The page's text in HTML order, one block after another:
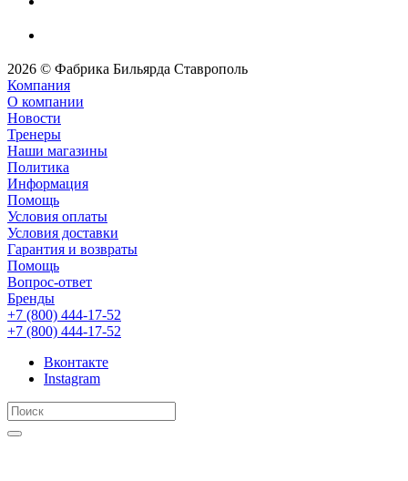
2026 © Фабрика Бильярда Ставрополь
Компания
О компании
Новости
Тренеры
Наши магазины
Политика
Информация
Помощь
Условия оплаты
Условия доставки
Гарантия и возвраты
Помощь
Вопрос-ответ
Бренды
+7 (800) 444-17-52
+7 (800) 444-17-52
Вконтакте
Instagram